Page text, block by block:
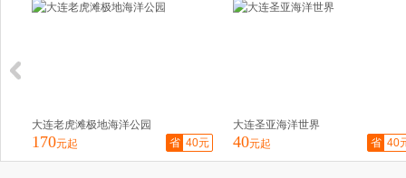
大连老虎滩极地海洋公园
170元起 省 40元
大连圣亚海洋世界
40元起 省 40